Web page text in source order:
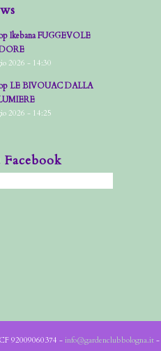
Ikebana FUGGEVOLE
2026 - 14:30
LE BIVOUAC DALLA
2026 - 14:25
92009060374 - info@gardenclubbologna.it -